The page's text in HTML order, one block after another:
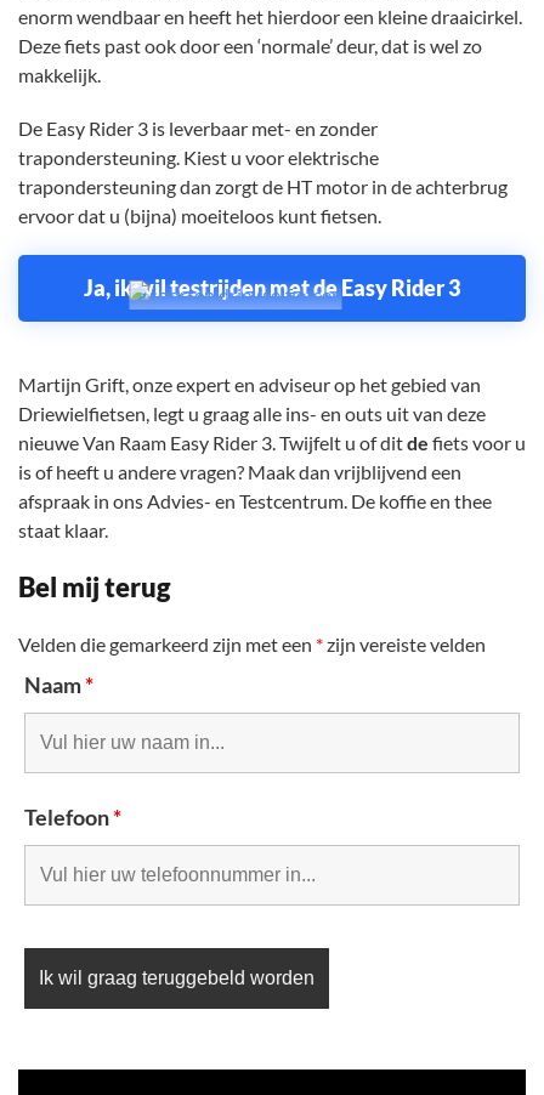
enorm wendbaar en heeft het hierdoor een kleine draaicirkel.
Deze fiets past ook door een ‘normale’ deur, dat is wel zo
makkelijk.
De Easy Rider 3 is leverbaar met- en zonder
trapondersteuning. Kiest u voor elektrische
trapondersteuning dan zorgt de HT motor in de achterbrug
ervoor dat u (bijna) moeiteloos kunt fietsen.
Ja, ik wil testrijden met de Easy Rider 3
Martijn Grift, onze expert en adviseur op het gebied van
Driewielfietsen, legt u graag alle ins- en outs uit van deze
nieuwe Van Raam Easy Rider 3. Twijfelt u of ditde fiets voor u
is of heeft u andere vragen? Maak dan vrijblijvend een
afspraak in ons Advies- en Testcentrum. De koffie en thee
staat klaar.
Bel mij terug
Velden die gemarkeerd zijn met een *zijn vereiste velden
Naam*
Telefoon*